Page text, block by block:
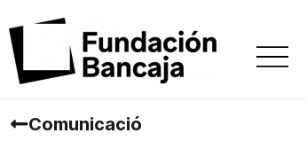
Comunicació